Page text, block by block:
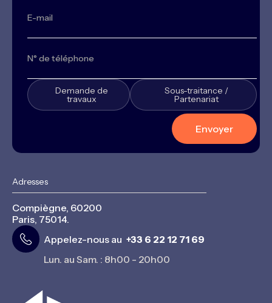
Demande de
travaux
Sous-traitance /
Partenariat
Adresses
Compiègne, 60200
Paris, 75014.
Appelez-nous au +33 6 22 12 71 69
Lun. au Sam. : 8h00 - 20h00